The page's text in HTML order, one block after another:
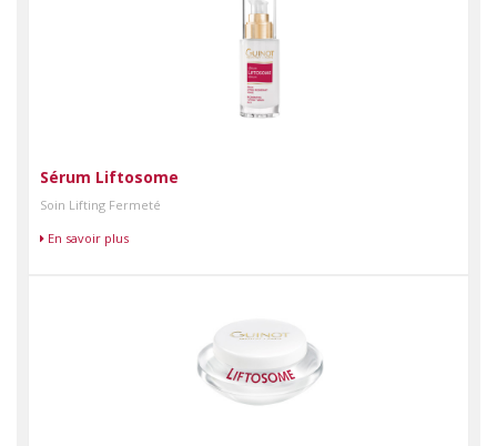
Sérum Liftosome
Soin Lifting Fermeté
En savoir plus